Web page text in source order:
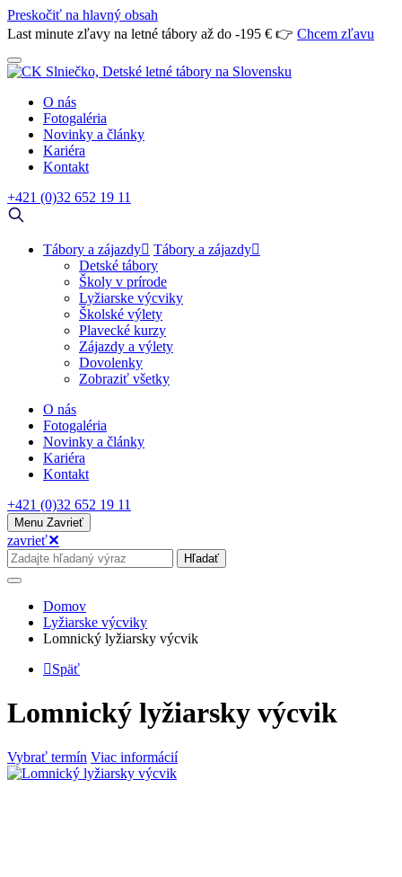
Preskočiť na hlavný obsah
Last minute zľavy na letné tábory až do -195 € 👉 Chcem zľavu
O nás
Fotogaléria
Novinky a články
Kariéra
Kontakt
+421 (0)32 652 19 11
Tábory a zájazdy
Tábory a zájazdy
Detské tábory
Školy v prírode
Lyžiarske výcviky
Školské výlety
Plavecké kurzy
Zájazdy a výlety
Dovolenky
Zobraziť všetky
O nás
Fotogaléria
Novinky a články
Kariéra
Kontakt
+421 (0)32 652 19 11
Menu Zavrieť
zavrieť✕
Hľadať
Domov
Lyžiarske výcviky
Lomnický lyžiarsky výcvik
Späť
Lomnický lyžiarsky výcvik
Vybrať termín Viac informácií